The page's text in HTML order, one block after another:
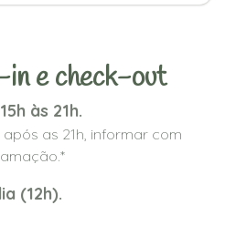
e check-out
às 21h.
as 21h, informar com
(12h).